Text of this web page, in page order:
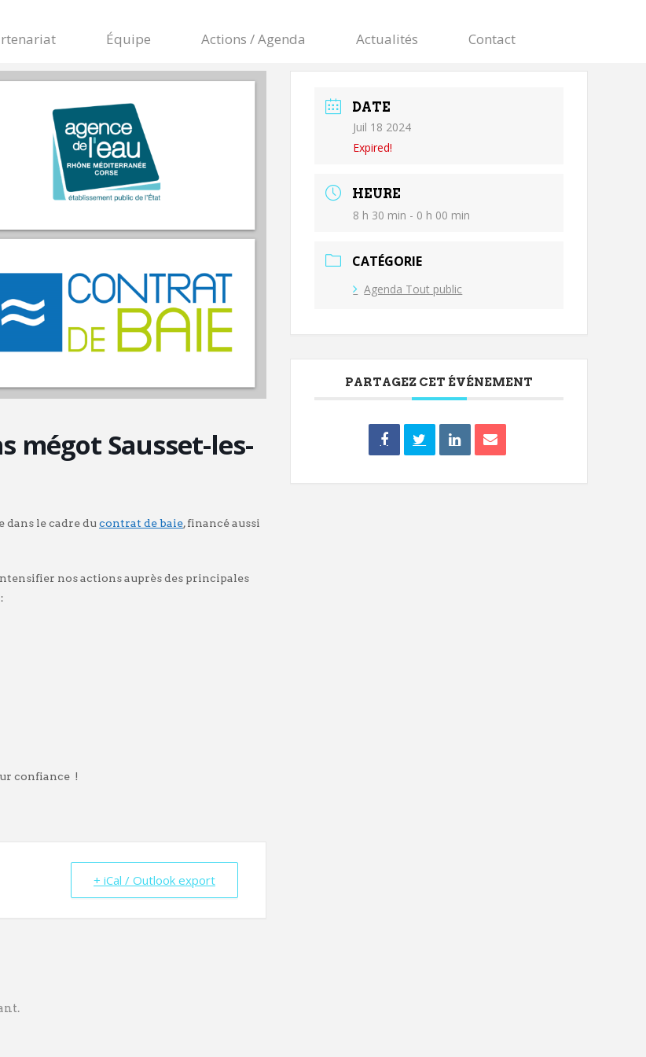
Équipe Actions / Agenda Actualités Contact
mégot Sausset-les-
dans le cadre du contrat de baie, financé aussi
nos actions auprès des principales
confiance !
+ iCal / Outlook export
DATE
Juil 18 2024
Expired!
HEURE
8 h 30 min - 0 h 00 min
CATÉGORIE
Agenda Tout public
PARTAGEZ CET ÉVÉNEMENT